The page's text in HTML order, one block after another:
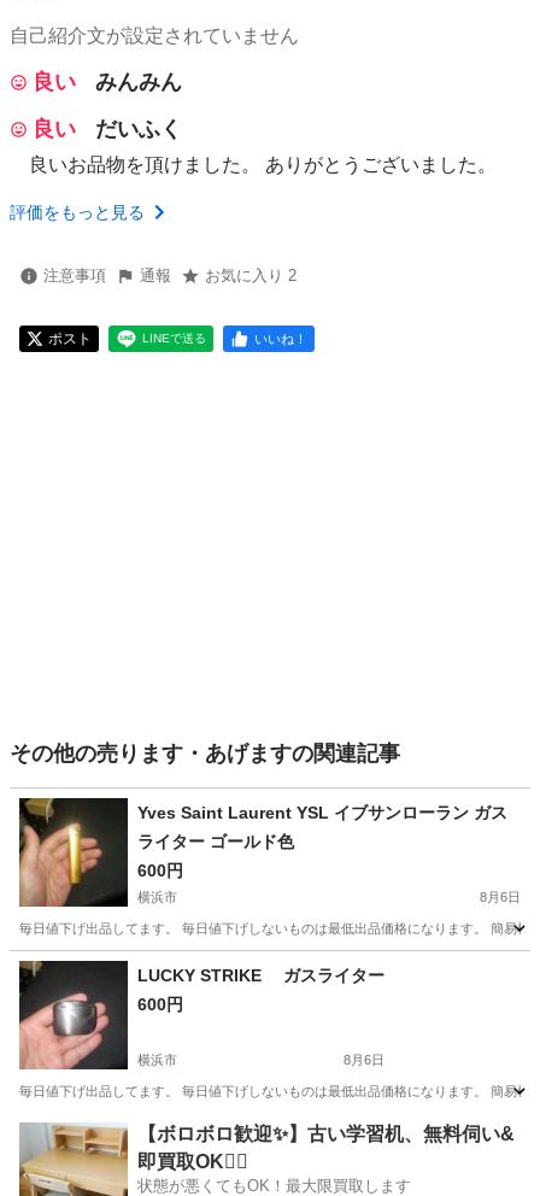
自己紹介文が設定されていません
良い
みんみん
良い
だいふく
良いお品物を頂けました。 ありがとうございました。
評価をもっと見る
注意事項 通報 お気に入り 2
ポスト LINEで送る いいね！
その他の売ります・あげますの関連記事
Yves Saint Laurent YSL イブサンローラン ガス
ライター ゴールド色
600円
横浜市 8月6日
毎日値下げ出品してます。 毎日値下げしないものは最低出品価格になります。 簡易
神奈川 横浜市 LUCKY STRIKE ガスライター
600円
横浜市 8月6日
毎日値下げ出品してます。 毎日値下げしないものは最低出品価格になります。 簡易
神奈川 横浜市 その他 ガス
【ボロボロ歓迎✨】古い学習机、無料伺い&
即買取OK🙆‍♀️
状態が悪くてもOK！最大限買取します